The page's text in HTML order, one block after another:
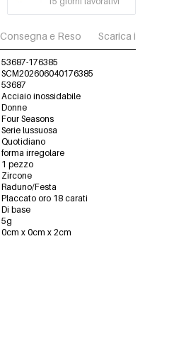
Consegna e Reso Scarica immagini
53687-176385
SCM202606040176385
53687
Acciaio inossidabile
Donne
Four Seasons
Serie lussuosa
Quotidiano
forma irregolare
1 pezzo
Zircone
Raduno/Festa
Placcato oro 18 carati
Di base
5g
0cm x 0cm x 2cm